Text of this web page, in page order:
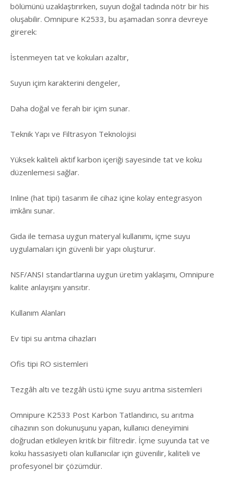
bölümünü uzaklaştırırken, suyun doğal tadında nötr bir his
oluşabilir. Omnipure K2533, bu aşamadan sonra devreye
girerek:
İstenmeyen tat ve kokuları azaltır,
Suyun içim karakterini dengeler,
Daha doğal ve ferah bir içim sunar.
Teknik Yapı ve Filtrasyon Teknolojisi
Yüksek kaliteli aktif karbon içeriği sayesinde tat ve koku
düzenlemesi sağlar.
Inline (hat tipi) tasarım ile cihaz içine kolay entegrasyon
imkânı sunar.
Gıda ile temasa uygun materyal kullanımı, içme suyu
uygulamaları için güvenli bir yapı oluşturur.
NSF/ANSI standartlarına uygun üretim yaklaşımı, Omnipure
kalite anlayışını yansıtır.
Kullanım Alanları
Ev tipi su arıtma cihazları
Ofis tipi RO sistemleri
Tezgâh altı ve tezgâh üstü içme suyu arıtma sistemleri
Omnipure K2533 Post Karbon Tatlandırıcı, su arıtma
cihazının son dokunuşunu yapan, kullanıcı deneyimini
doğrudan etkileyen kritik bir filtredir. İçme suyunda tat ve
koku hassasiyeti olan kullanıcılar için güvenilir, kaliteli ve
profesyonel bir çözümdür.